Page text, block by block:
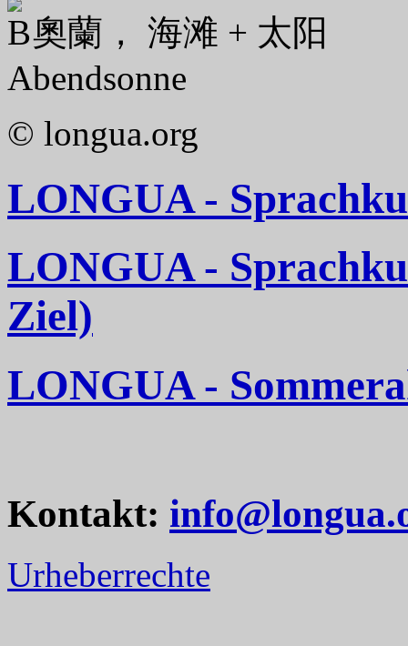
奧蘭， 海滩 + 太阳
Abendsonne
© longua.org
LONGUA -
LONGUA -
Ziel)
LONGUA -
Kontakt:
Urheberrechte